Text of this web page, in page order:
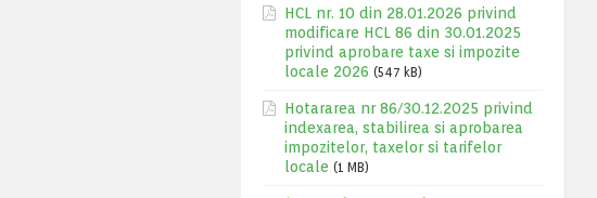
HCL nr. 10 din 28.01.2026 privind
modificare HCL 86 din 30.01.2025
privind aprobare taxe si impozite
locale 2026 (547 kB)
Hotararea nr 86/30.12.2025 privind
indexarea, stabilirea si aprobarea
impozitelor, taxelor si tarifelor
locale (1 MB)